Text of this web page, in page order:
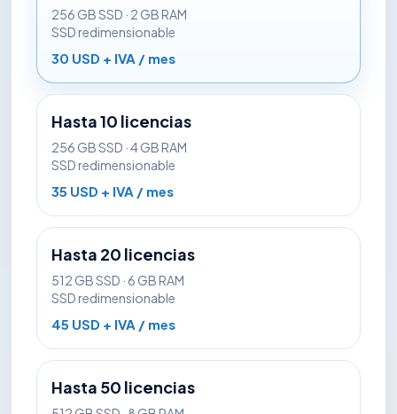
256 GB SSD · 2 GB RAM
SSD redimensionable
30 USD + IVA / mes
Hasta 10 licencias
256 GB SSD · 4 GB RAM
SSD redimensionable
35 USD + IVA / mes
Hasta 20 licencias
512 GB SSD · 6 GB RAM
SSD redimensionable
45 USD + IVA / mes
Hasta 50 licencias